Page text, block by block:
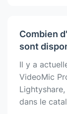
Combien
sont
Il y a
VideoMic
dans le